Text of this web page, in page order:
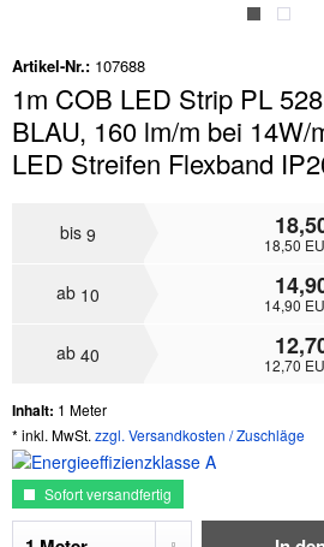
Artikel-Nr.: 107688
1m COB LED Strip PL
BLAU, 160 lm/m bei 14W/
LED Streifen Flexband
bis 9 18,50
ab 10 14,90
ab 40 12,70
Inhalt: 1 Meter
* inkl. MwSt. zzgl. Versandkosten / Zuschläge
Sofort versandfertig